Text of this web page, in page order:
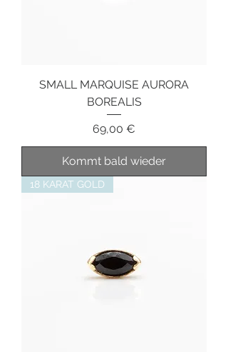
SMALL MARQUISE AURORA
BOREALIS
Preis
69,00 €
Kommt bald wieder
18 KARAT GOLD